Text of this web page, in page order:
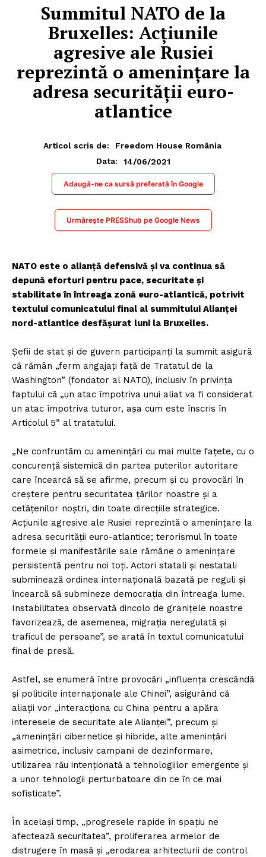
Summitul NATO de la
Bruxelles: Acţiunile
agresive ale Rusiei
reprezintă o ameninţare la
adresa securităţii euro-
atlantice
Articol scris de:
Freedom House România
Data:
14/06/2021
Adaugă-ne ca sursă preferată în Google
Urmărește PRESShub pe Google News
NATO este o alianţă defensivă şi va continua să
depună eforturi pentru pace, securitate şi
stabilitate în întreaga zonă euro-atlantică, potrivit
textului comunicatului final al summitului Alianţei
nord-atlantice desfăşurat luni la Bruxelles.
Şefii de stat şi de guvern participanţi la summit asigură
că rămân „ferm angajaţi faţă de Tratatul de la
Washington” (fondator al NATO), inclusiv în privinţa
faptului că „un atac împotriva unui aliat va fi considerat
un atac împotriva tuturor, aşa cum este înscris în
Articolul 5” al tratatului.
„Ne confruntăm cu ameninţări cu mai multe faţete, cu o
concurenţă sistemică din partea puterilor autoritare
care încearcă să se afirme, precum şi cu provocări în
creştere pentru securitatea ţărilor noastre şi a
cetăţenilor noştri, din toate direcţiile strategice.
Acţiunile agresive ale Rusiei reprezintă o ameninţare la
adresa securităţii euro-atlantice; terorismul în toate
formele şi manifestările sale rămâne o ameninţare
persistentă pentru noi toţi. Actori statali şi nestatali
subminează ordinea internaţională bazată pe reguli şi
încearcă să submineze democraţia din întreaga lume.
Instabilitatea observată dincolo de graniţele noastre
favorizează, de asemenea, migraţia neregulată şi
traficul de persoane”, se arată în textul comunicatului
final de presă.
Astfel, se enumeră între provocări „influenţa crescândă
şi politicile internaţionale ale Chinei”, asigurând că
aliaţii vor „interacţiona cu China pentru a apăra
interesele de securitate ale Alianţei”, precum şi
„ameninţări cibernetice şi hibride, alte ameninţări
asimetrice, inclusiv campanii de dezinformare,
utilizarea rău intenţionată a tehnologiilor emergente şi
a unor tehnologii perturbatoare din ce în ce mai
sofisticate”.
În acelaşi timp, „progresele rapide în spaţiu ne
afectează securitatea”, proliferarea armelor de
distrugere în masă şi „erodarea arhitecturii de control